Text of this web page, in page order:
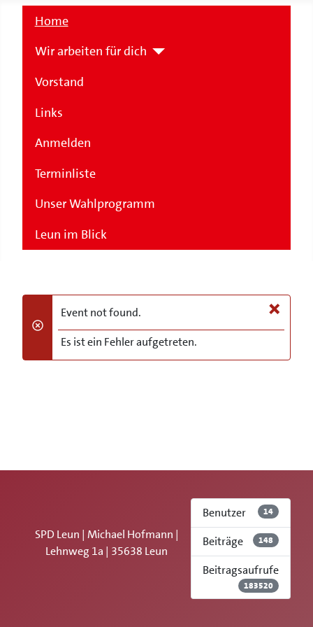
Home
Wir arbeiten für dich
Vorstand
Links
Anmelden
Terminliste
Unser Wahlprogramm
Leun im Blick
×
danger
Event not found.
Es ist ein Fehler aufgetreten.
SPD Leun | Michael Hofmann |
Lehnweg 1a | 35638 Leun
Benutzer 14
Beiträge 148
Beitragsaufrufe
183520